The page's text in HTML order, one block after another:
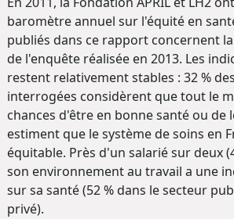
baromètre annuel sur l'équité en
publiés dans ce rapport concernent
de l'enquête réalisée en 2013. Les
restent relativement stables : 32 %
interrogées considèrent que tout le
chances d'être en bonne santé ou de
estiment que le système de soins en
équitable. Près d'un salarié sur deux
son environnement au travail a une
sur sa santé (52 % dans le secteur
privé).